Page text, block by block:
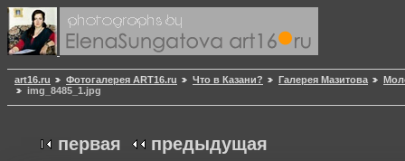
art16.ru Фотогалерея ART16.ru Что в Казани? Галерея Мазитова
img_8485_1.jpg
первая предыдущая